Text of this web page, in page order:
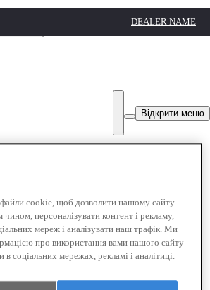
DEALER NAME
Відкрити меню
cookie, щоб дозволити нашому сайту
персоналізувати контент і рекламу,
мереж і аналізувати наш трафік. Ми
про використання вами нашого сайту
соціальних мережах, рекламі і аналітиці.